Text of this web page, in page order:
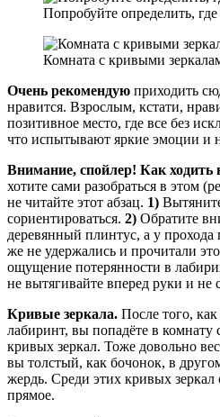
Попробуйте определить,
Комната с кривыми
Очень рекомендую приходить
нравится. Взрослым, кстати,
позитивное место, где все без
что испытывают яркие эмоции и
Внимание, спойлер! Как ходить
хотите сами разобраться в этом
не читайте этот абзац. 1)
сориентироваться. 2) Обратите
деревянный плинтус, а у
же не удержались и прочитали
ощущение потерянности в
не вытягивайте вперед руки и не
Кривые зеркала. После того,
лабиринт, вы попадёте в комнату
кривых зеркал. Тоже довольно
вы толстый, как бочонок, в
жердь. Среди этих кривых зеркал
прямое.